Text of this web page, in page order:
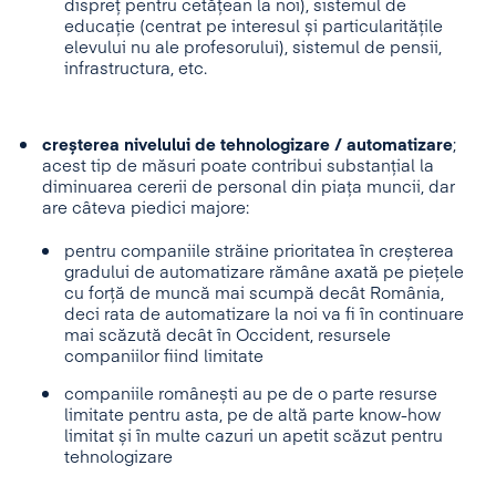
dispreț pentru cetățean la noi), sistemul de
educație (centrat pe interesul și particularitățile
elevului nu ale profesorului), sistemul de pensii,
infrastructura, etc.
creșterea nivelului de tehnologizare / automatizare;
acest tip de măsuri poate contribui substanțial la
diminuarea cererii de personal din piața muncii, dar
are câteva piedici majore:
pentru companiile străine prioritatea în creșterea
gradului de automatizare rămâne axată pe piețele
cu forță de muncă mai scumpă decât România,
deci rata de automatizare la noi va fi în continuare
mai scăzută decât în Occident, resursele
companiilor fiind limitate
companiile românești au pe de o parte resurse
limitate pentru asta, pe de altă parte know-how
limitat și în multe cazuri un apetit scăzut pentru
tehnologizare